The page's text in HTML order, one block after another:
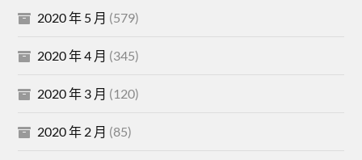
2020 年 5 月 (579)
2020 年 4 月 (345)
2020 年 3 月 (120)
2020 年 2 月 (85)